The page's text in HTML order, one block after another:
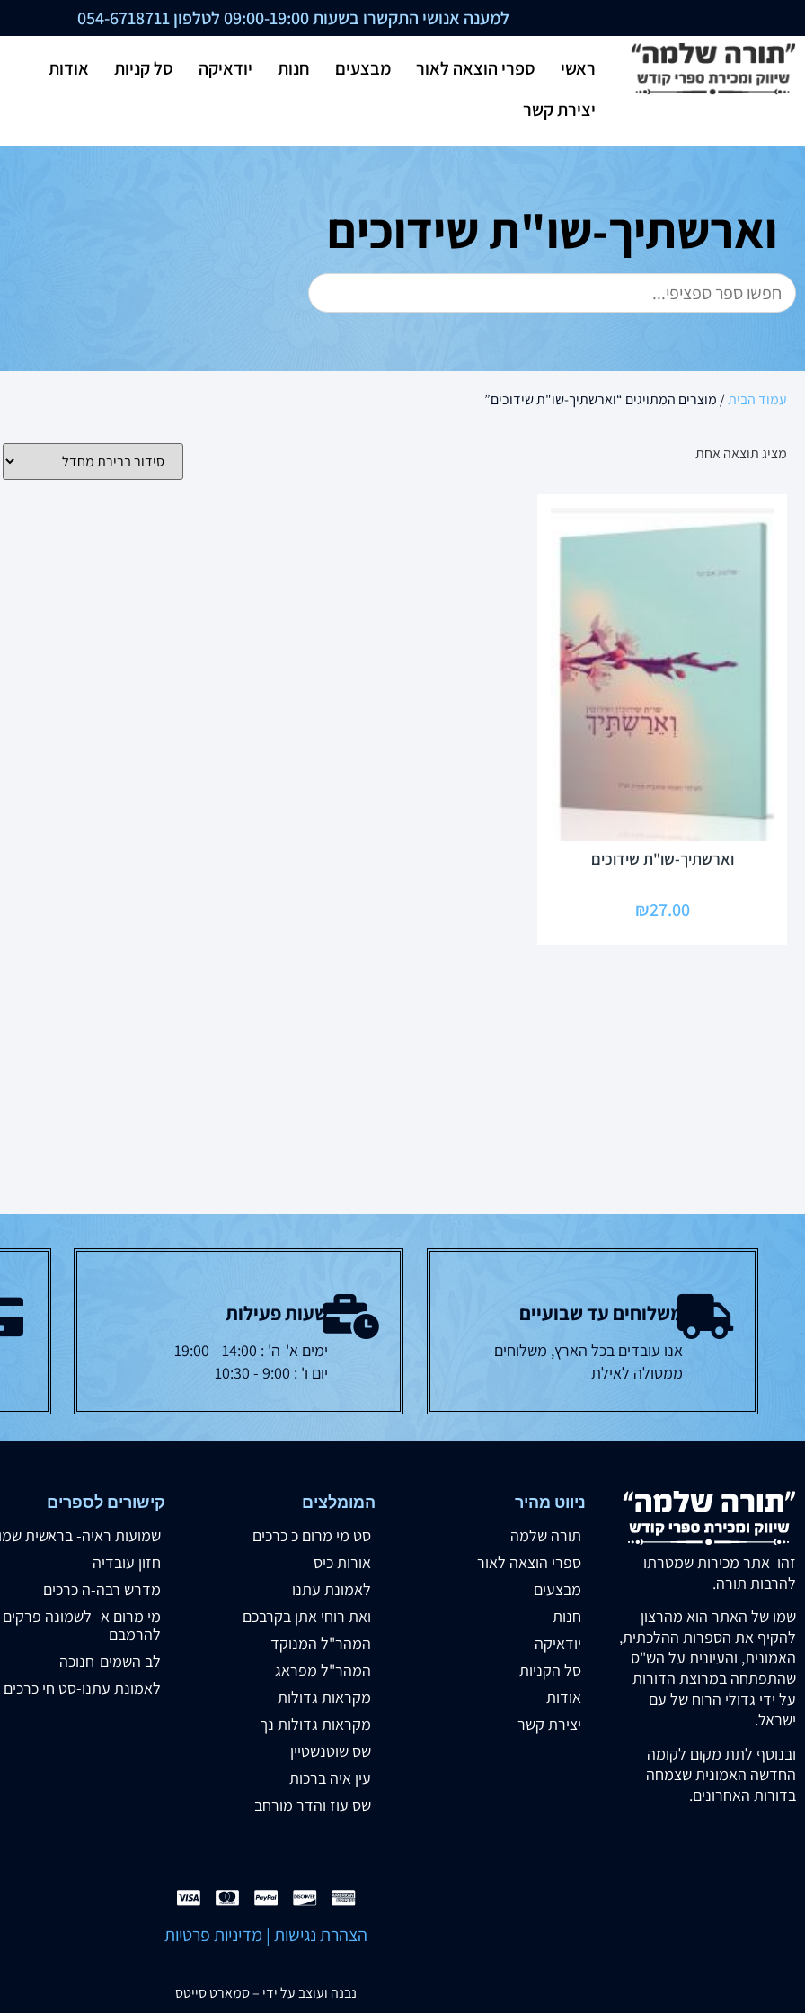
למענה אנושי התקשרו בשעות 09:00-19:00 לטלפון 054-6718711
ראשי ספרי הוצאה לאור מבצעים חנות יודאיקה סל קניות
אודות
יצירת קשר
וארשתיך-שו"ת שידוכים
עמוד הבית/ מוצרים המתויגים “וארשתיך-שו"ת שידוכים”
מציג תוצאה אחת
וארשתיך-שו"ת שידוכים
₪27.00
משלוחים עד שבועיים
אנו עובדים בכל הארץ, משלוחים
ממטולה לאילת
שעות פעילות
ימים א'-ה' : 14:00 - 19:00
יום ו' : 9:00 - 10:30
זהו אתר מכירות שמטרתו
להרבות תורה.
שמו של האתר הוא מהרצון
להקיף את הספרות ההלכתית,
האמונית, והעיונית על הש"ס
שהתפתחה במרוצת הדורות
על ידי גדולי הרוח של עם
ישראל.
ובנוסף לתת מקום לקומה
החדשה האמונית שצמחה
בדורות האחרונים.
ניווט מהיר
תורה שלמה
ספרי הוצאה לאור
מבצעים
חנות
יודאיקה
סל הקניות
אודות
יצירת קשר
המומלצים
סט מי מרום כ כרכים
אורות כיס
לאמונת עתנו
ואת רוחי אתן בקרבכם
המהר"ל המנוקד
המהר"ל מפראג
מקראות גדולות
מקראות גדולות נך
שס שוטנשטיין
עין איה ברכות
שס עוז והדר מורחב
קישורים לספרים
שמועות ראיה- בראשית
חזון עובדיה
מדרש רבה-ה כרכים
מי מרום א- לשמונה פרקים
להרמבם
לב השמים-חנוכה
לאמונת עתנו-סט חי כרכים
הצהרת נגישות | מדיניות פרטיות
נבנה ועוצב על ידי –סמארט סייטס